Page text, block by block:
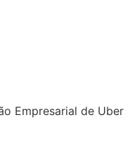
Empresarial de Uber